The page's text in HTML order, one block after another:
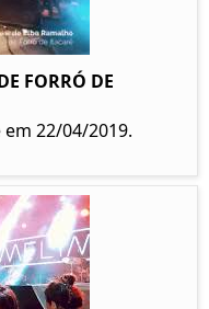
FORRÓ DE
22/04/2019.